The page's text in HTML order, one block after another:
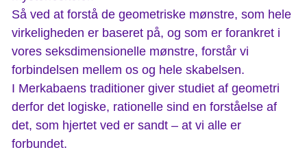
Så ved at forstå de geometriske mønstre, som hele
virkeligheden er baseret på, og som er forankret i
vores seksdimensionelle mønstre, forstår vi
forbindelsen mellem os og hele skabelsen.
I Merkabaens traditioner giver studiet af geometri
derfor det logiske, rationelle sind en forståelse af
det, som hjertet ved er sandt – at vi alle er
forbundet.